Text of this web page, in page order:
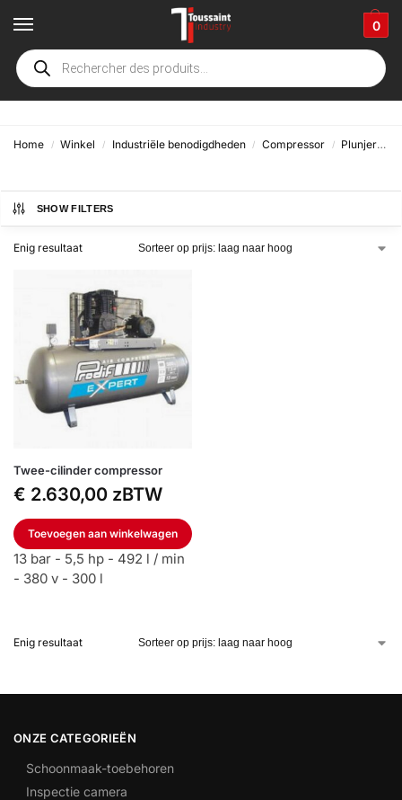
0
300 liter
Home / Winkel / Industriële benodigdheden / Compressor / Plunjer
SHOW FILTERS
Enig resultaat
Twee-cilinder compressor
€ 2.630,00 zBTW
Toevoegen aan winkelwagen
13 bar - 5,5 hp - 492 l / min
- 380 v - 300 l
Enig resultaat
ONZE CATEGORIEËN
Schoonmaak-toebehoren
Inspectie camera